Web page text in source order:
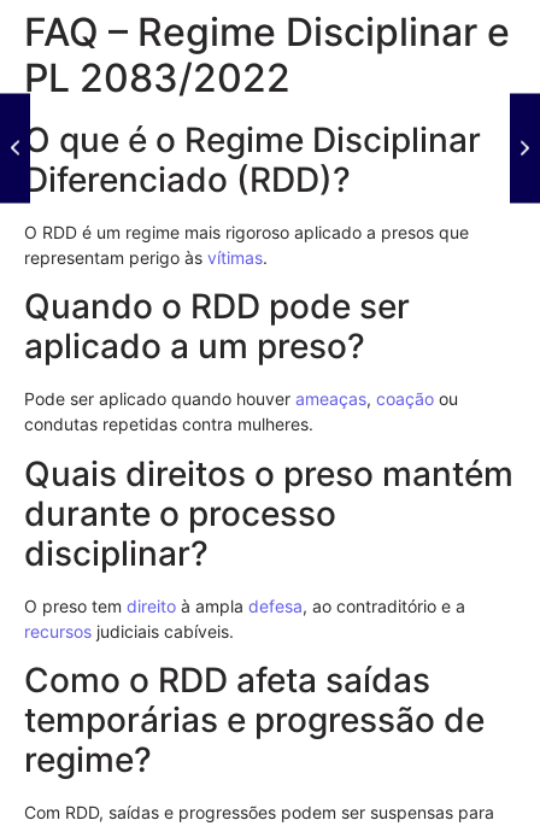
FAQ – Regime Disciplinar e
PL 2083/2022
O que é o Regime Disciplinar
Diferenciado (RDD)?
O RDD é um regime mais rigoroso aplicado a presos que
representam perigo às vítimas.
Quando o RDD pode ser
aplicado a um preso?
Pode ser aplicado quando houver ameaças, coação ou
condutas repetidas contra mulheres.
Quais direitos o preso mantém
durante o processo
disciplinar?
O preso tem direito à ampla defesa, ao contraditório e a
recursos judiciais cabíveis.
Como o RDD afeta saídas
temporárias e progressão de
regime?
Com RDD, saídas e progressões podem ser suspensas para